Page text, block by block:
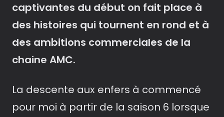
captivantes du début on fait place à
des histoires qui tournent en rond et à
des ambitions commerciales de la
chaine AMC.
La descente aux enfers à commencé
pour moi à partir de la saison 6 lorsque